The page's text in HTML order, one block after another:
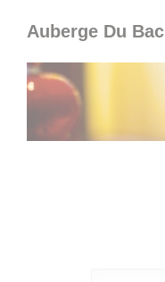
Auberge Du Bac